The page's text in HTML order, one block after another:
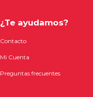
¿Te ayudamos?
Contacto
Mi Cuenta
Preguntas frecuentes